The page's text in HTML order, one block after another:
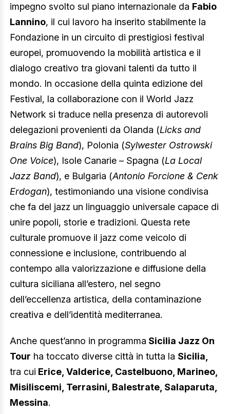
impegno svolto sul piano internazionale da Fabio
Lannino, il cui lavoro ha inserito stabilmente la
Fondazione in un circuito di prestigiosi festival
europei, promuovendo la mobilità artistica e il
dialogo creativo tra giovani talenti da tutto il
mondo. In occasione della quinta edizione del
Festival, la collaborazione con il World Jazz
Network si traduce nella presenza di autorevoli
delegazioni provenienti da Olanda (Licks and
Brains Big Band), Polonia (Sylwester Ostrowski
One Voice), Isole Canarie – Spagna (La Local
Jazz Band), e Bulgaria (Antonio Forcione & Cenk
Erdogan), testimoniando una visione condivisa
che fa del jazz un linguaggio universale capace di
unire popoli, storie e tradizioni. Questa rete
culturale promuove il jazz come veicolo di
connessione e inclusione, contribuendo al
contempo alla valorizzazione e diffusione della
cultura siciliana all’estero, nel segno
dell’eccellenza artistica, della contaminazione
creativa e dell’identità mediterranea.
Anche quest’anno in programma Sicilia Jazz On
Tour ha toccato diverse città in tutta la Sicilia,
tra cui Erice, Valderice, Castelbuono, Marineo,
Misiliscemi, Terrasini, Balestrate, Salaparuta,
Messina.